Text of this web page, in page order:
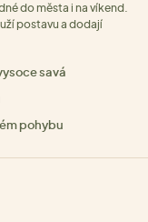
do města i na víkend.
postavu a dodají
savá
pohybu